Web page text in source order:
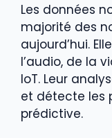
Les données
majorité des
aujourd’hui.
l’audio, de la
IoT. Leur
et détecte les
prédictive.